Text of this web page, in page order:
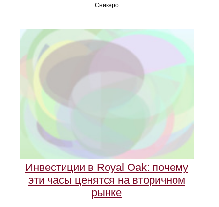
Сникеро
Инвестиции в Royal Oak: почему
эти часы ценятся на вторичном
рынке